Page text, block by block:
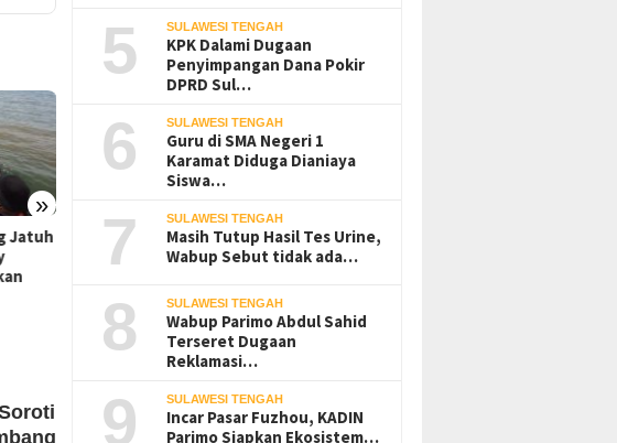
»
Versi
Parimo
Layanan
Karyawan PT UKK Dilaporkan
Jatuh dari Tongkang di Desa
5 SULAWESI TENGAH
KPK Dalami Dugaan
Penyimpangan Dana Pokir
DPRD Sul…
6 SULAWESI TENGAH
Guru di SMA Negeri 1
Karamat Diduga Dianiaya
Siswa…
7 SULAWESI TENGAH
Masih Tutup Hasil Tes Urine,
Wabup Sebut tidak ada…
8 SULAWESI TENGAH
Wabup Parimo Abdul Sahid
Terseret Dugaan
Reklamasi…
9 SULAWESI TENGAH
Incar Pasar Fuzhou, KADIN
Parimo Siapkan Ekosistem…